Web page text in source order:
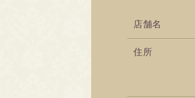
店舗名
住所